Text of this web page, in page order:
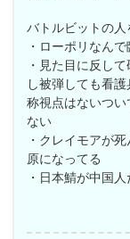
バトルビットの人
・ローポリなん
・見た目に反し
し被弾しても看
称視点はないつ
ない
・クレイモアが
原になってる
・日本鯖が中国